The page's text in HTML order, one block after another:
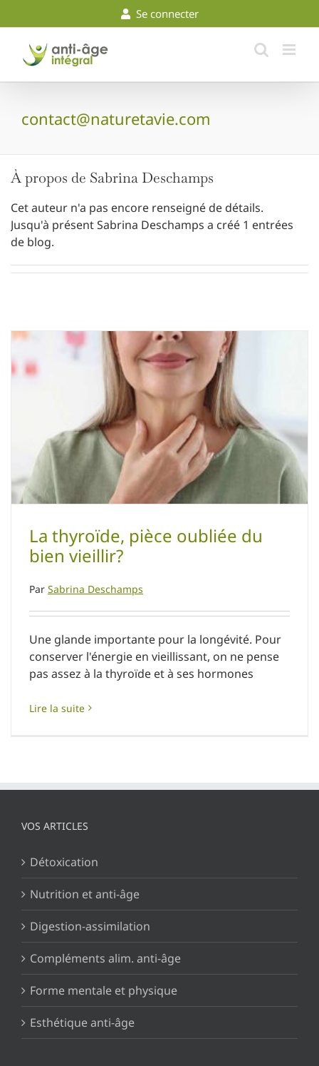
to
content
Se connecter
contact@naturetavie.com
À propos de Sabrina Deschamps
Cet auteur n'a pas encore renseigné de détails.
Jusqu'à présent Sabrina Deschamps a créé 1 entrées
de blog.
La thyroïde, pièce oubliée du bien vieillir?
Problèmes et maladies liés à l'âge Terrain hormonal
La thyroïde, pièce oubliée du
bien vieillir?
Par Sabrina Deschamps
Une glande importante pour la longévité. Pour
conserver l'énergie en vieillissant, on ne pense
pas assez à la thyroïde et à ses hormones
Lire la suite
VOS ARTICLES
Détoxication
Nutrition et anti-âge
Digestion-assimilation
Compléments alim. anti-âge
Forme mentale et physique
Esthétique anti-âge